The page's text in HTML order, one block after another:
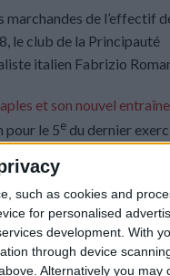
such as cookies and
for personalised
development. With
through device
Alternatively you may
de l’effectif
le club de la Principauté
italien Fabrizio
et son nouvel
pour le 5e du dernier